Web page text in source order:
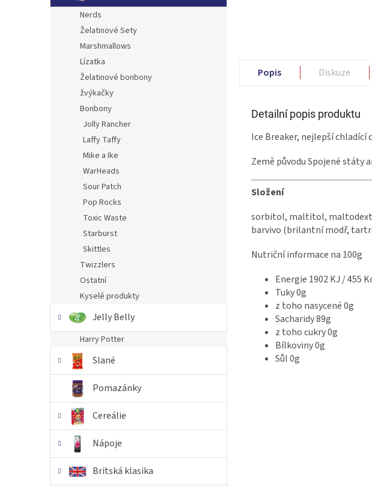
Nerds
Želatinové Sety
Marshmallows
Lízatka
Želatinové bonbony
žvýkačky
Bonbony
Jolly Rancher
Laffy Taffy
Mike a Ike
WarHeads
Sour Patch
Pop Rocks
Toxic Waste
Starburst
Skittles
Twizzlers
Ostatní
Kyselé produkty
Jelly Belly
Harry Potter
Slané
Pomazánky
Cereálie
Nápoje
Britská klasika
Popis Diskuze
Detailní popis produktu
Ice Breaker, nejlepší chladící
Země původu Spojené státy
Složení
sorbitol, maltitol,
barvivo (brilantní modř,
Nutriční informace na 100g
Energie 1902 KJ / 455
Tuky 0g
z toho nasycené 0g
Sacharidy 89g
z toho cukry 0g
Bílkoviny 0g
Sůl 0g